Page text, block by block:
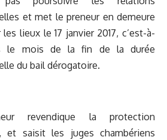
et met le preneur en demeure
lieux le 17 janvier 2017, c’est-à-
le mois de la fin de la durée
du bail dérogatoire.
revendique la protection
et saisit les juges chambériens